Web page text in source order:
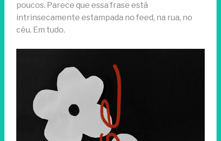
poucos. Parece que essa frase está
intrinsecamente estampada no feed, na rua, no
céu. Em tudo.